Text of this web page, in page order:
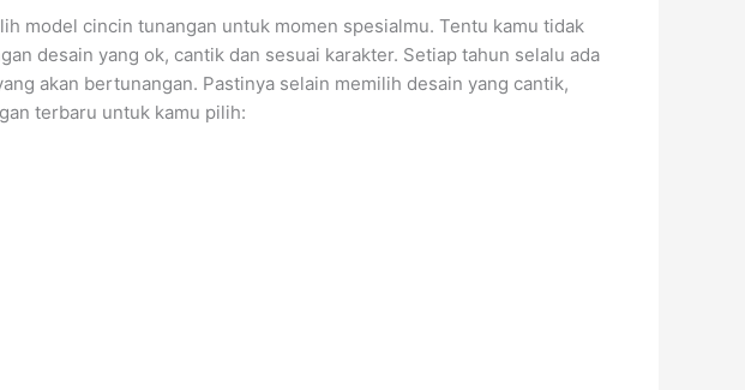
model cincin tunangan untuk momen spesialmu. Tentu kamu tidak
desain yang ok, cantik dan sesuai karakter. Setiap tahun selalu ada
akan bertunangan. Pastinya selain memilih desain yang cantik,
terbaru untuk kamu pilih: